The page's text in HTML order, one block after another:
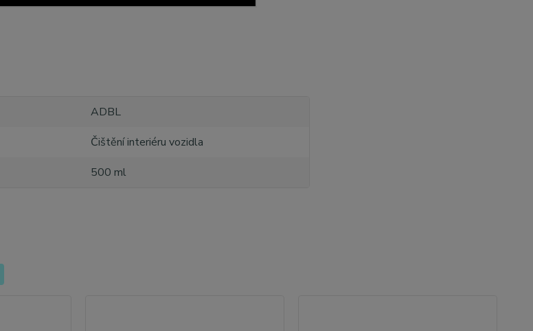
ADBL
Čištění interiéru vozidla
500 ml